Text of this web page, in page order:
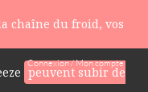
chaîne du froid, vos
peuvent subir de
Connexion / Mon compte